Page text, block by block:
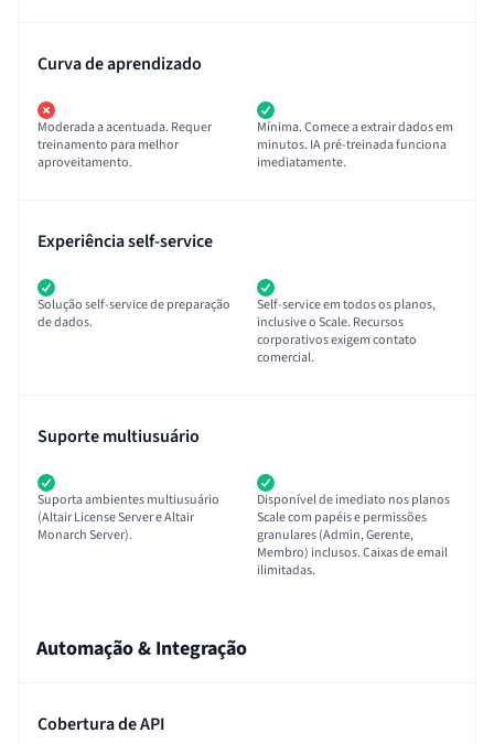
Curva de aprendizado
Moderada a acentuada. Requer
treinamento para melhor
aproveitamento.
Mínima. Comece a extrair dados em
minutos. IA pré-treinada funciona
imediatamente.
Experiência self-service
Solução self-service de preparação
de dados.
Self-service em todos os planos,
inclusive o Scale. Recursos
corporativos exigem contato
comercial.
Suporte multiusuário
Suporta ambientes multiusuário
(Altair License Server e Altair
Monarch Server).
Disponível de imediato nos planos
Scale com papéis e permissões
granulares (Admin, Gerente,
Membro) inclusos. Caixas de email
ilimitadas.
Automação & Integração
Cobertura de API